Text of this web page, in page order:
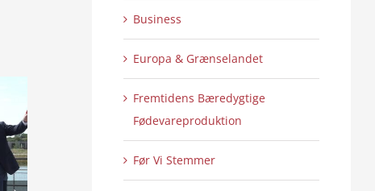
Business
Europa & Grænselandet
Fremtidens Bæredygtige
Fødevareproduktion
Før Vi Stemmer